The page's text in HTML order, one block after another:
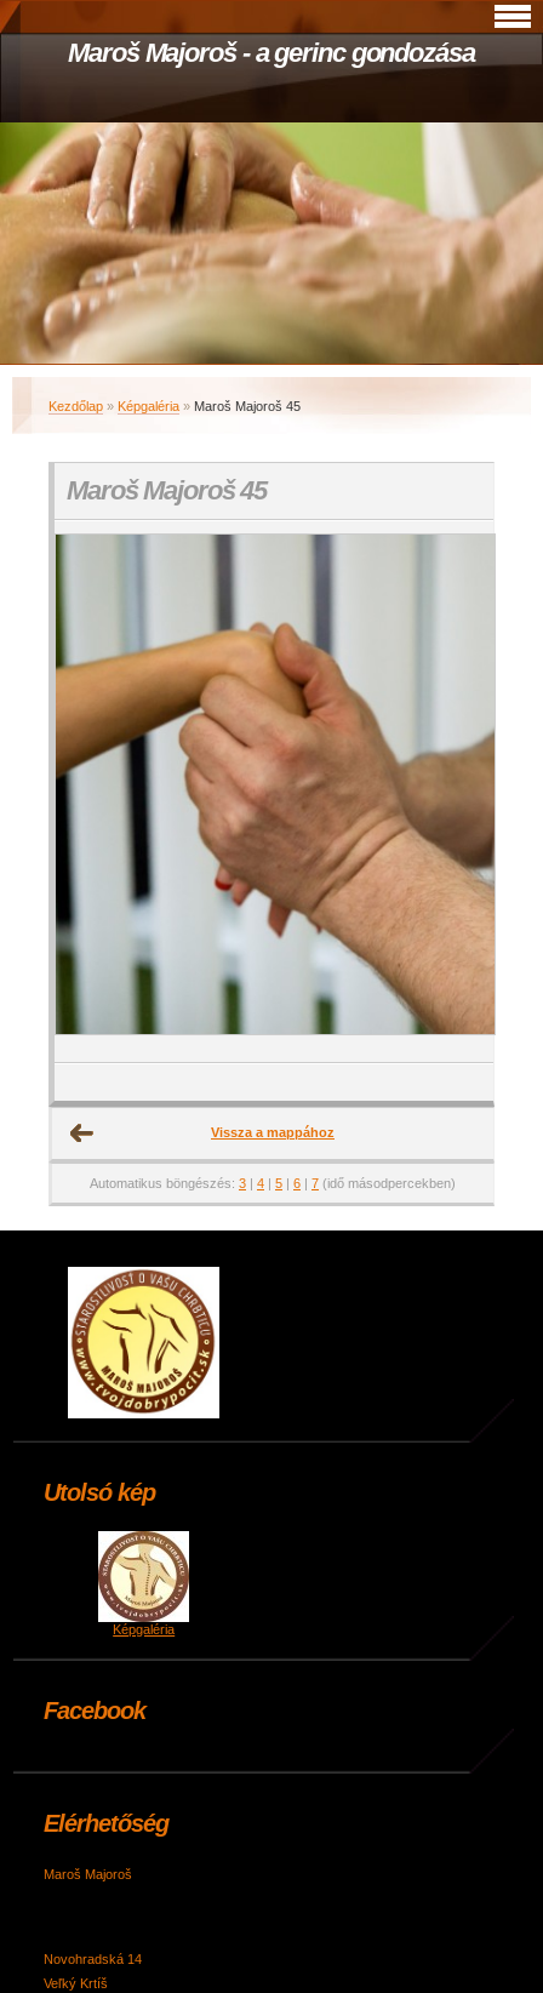
Maroš Majoroš - a gerinc gondozása
Kezdőlap » Képgaléria » Maroš Majoroš 45
Maroš Majoroš 45
Vissza a mappához
Automatikus böngészés: 3 | 4 | 5 | 6 | 7 (idő másodpercekben)
Utolsó kép
Képgaléria
Facebook
Elérhetőség
Maroš Majoroš
Novohradská 14
Veľký Krtíš